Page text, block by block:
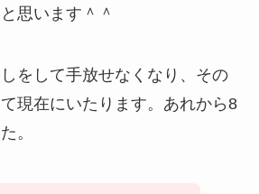
思います＾＾
をして手放せなくなり、その
現在にいたります。あれから8
。